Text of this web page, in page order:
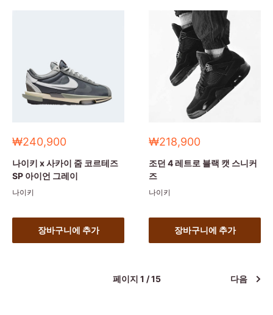
세
가
₩240,900
나이키 x 사카이 줌 코르테즈
SP 아이언 그레이
나이키
장바구니에 추가
세
가
₩218,900
조던 4 레트로 블랙 캣 스니커
즈
나이키
장바구니에 추가
페이지 1 / 15 다음